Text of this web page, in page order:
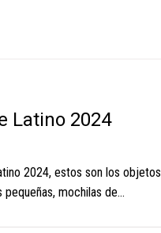
Latino 2024
2024, estos son los objetos
mochilas de...